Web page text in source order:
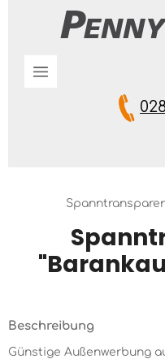
Zum Hauptinhalt
Beschreibung
Günstige Außenwerbung